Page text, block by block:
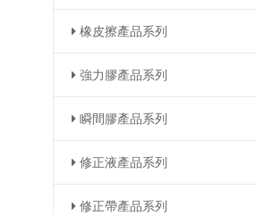
橡皮擦產品系列
強力膠產品系列
瞬間膠產品系列
修正液產品系列
修正帶產品系列